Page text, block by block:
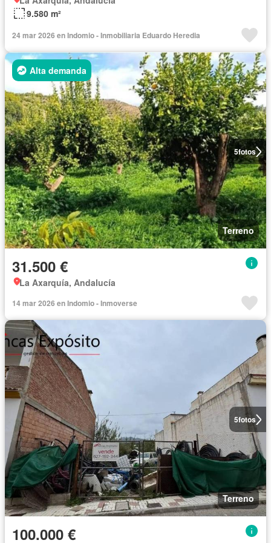
9.580 m²
24 mar 2026 en Indomio - Inmobiliaria Eduardo Heredia
5fotos
Alta demanda
Terreno
31.500 €
La Axarquía, Andalucía
14 mar 2026 en Indomio - Inmoverse
5fotos
Terreno
100.000 €